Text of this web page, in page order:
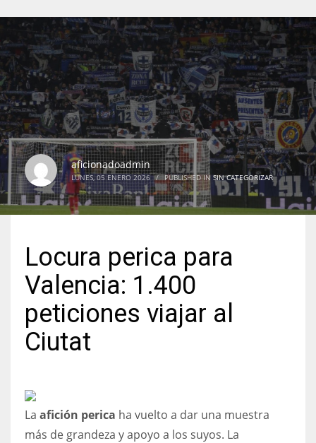
ATL
aficionadoadmin
LUNES, 05 ENERO 2026 / PUBLISHED INSIN CATEGORIZAR
Locura perica para
Valencia: 1.400
peticiones viajar al
Ciutat
La afición perica ha vuelto a dar una muestra
más de grandeza y apoyo a los suyos. La